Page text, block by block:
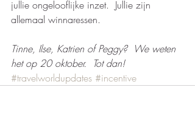
jullie ongelooflijke inzet.  Jullie zijn
allemaal winnaressen.
Tinne, Ilse, Katrien of Peggy?  We weten
het op 20 oktober.  Tot dan!
#travelworldupdates #incentive